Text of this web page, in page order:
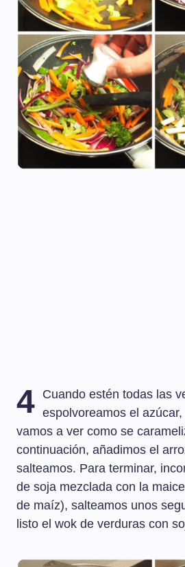
4 Cuando estén todas las
espolvoreamos el
vamos a ver como se
continuación, añadimos el
salteamos. Para terminar,
de soja mezclada con la
de maíz), salteamos unos
listo el wok de verduras con